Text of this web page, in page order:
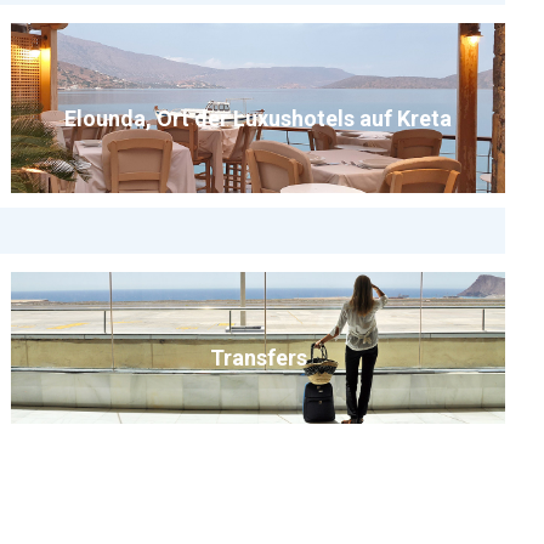
zu müssen.
hier spürt man, dass die Region lebt und bewirtschaftet wird.
– ein stilles, wenig besuchtes Kulturdenkmal.
Komfort hinter historischen Mauernbietet. Ideal für Gäste,
Meer entfernt, eingebettet in Olivenhaine und
Kultur und Natur.
Elounda, Ort der Luxushotels auf Kreta
Transfers